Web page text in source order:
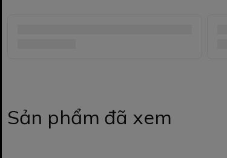
Sản phẩm đã xem